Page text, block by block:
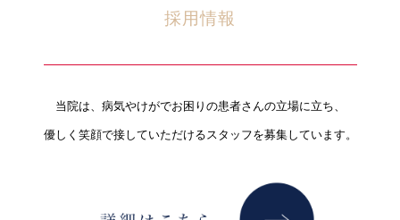
採用情報
当院は、病気やけがでお困りの患者さんの立場に立ち、
優しく笑顔で接していただけるスタッフを募集しています。